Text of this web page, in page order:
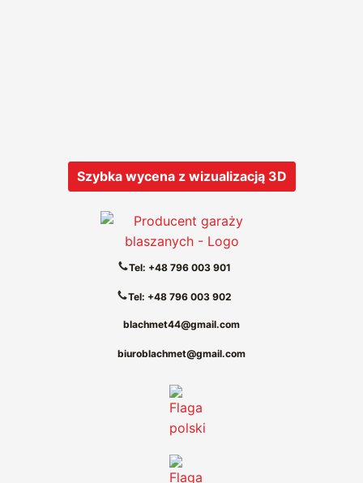
Szybka wycena z wizualizacją 3D
Tel: +48 796 003 901
Tel: +48 796 003 902
blachmet44@gmail.com
biuroblachmet@gmail.com